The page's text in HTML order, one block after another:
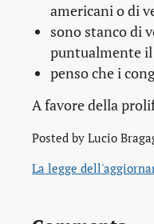
americani o di
sono stanco di
puntualmente
penso che i
A favore della
Posted by Lucio
La legge